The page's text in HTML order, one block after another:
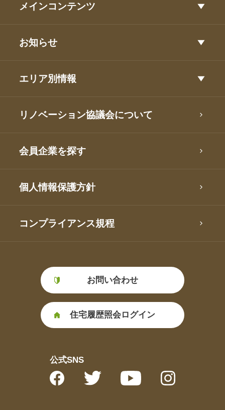
メインコンテンツ
お知らせ
エリア別情報
リノベーション協議会について
会員企業を探す
個人情報保護方針
コンプライアンス規程
お問い合わせ
住宅履歴照会ログイン
公式SNS